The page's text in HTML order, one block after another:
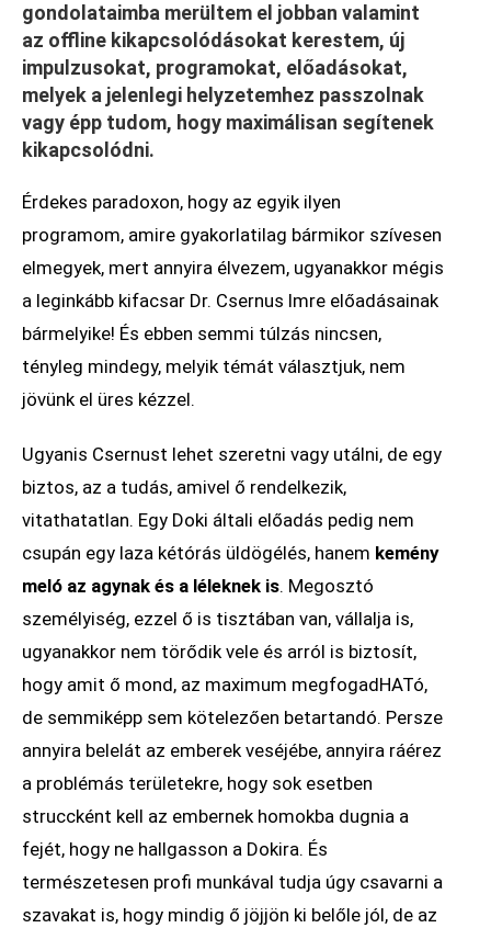
gondolataimba merültem el jobban valamint
az offline kikapcsolódásokat kerestem, új
impulzusokat, programokat, előadásokat,
melyek a jelenlegi helyzetemhez passzolnak
vagy épp tudom, hogy maximálisan segítenek
kikapcsolódni.
Érdekes paradoxon, hogy az egyik ilyen
programom, amire gyakorlatilag bármikor szívesen
elmegyek, mert annyira élvezem, ugyanakkor mégis
a leginkább kifacsar Dr. Csernus Imre előadásainak
bármelyike! És ebben semmi túlzás nincsen,
tényleg mindegy, melyik témát választjuk, nem
jövünk el üres kézzel.
Ugyanis Csernust lehet szeretni vagy utálni, de egy
biztos, az a tudás, amivel ő rendelkezik,
vitathatatlan. Egy Doki általi előadás pedig nem
csupán egy laza kétórás üldögélés, hanem kemény
meló az agynak és a léleknek is. Megosztó
személyiség, ezzel ő is tisztában van, vállalja is,
ugyanakkor nem törődik vele és arról is biztosít,
hogy amit ő mond, az maximum megfogadHATó,
de semmiképp sem kötelezően betartandó. Persze
annyira belelát az emberek veséjébe, annyira ráérez
a problémás területekre, hogy sok esetben
struccként kell az embernek homokba dugnia a
fejét, hogy ne hallgasson a Dokira. És
természetesen profi munkával tudja úgy csavarni a
szavakat is, hogy mindig ő jöjjön ki belőle jól, de az